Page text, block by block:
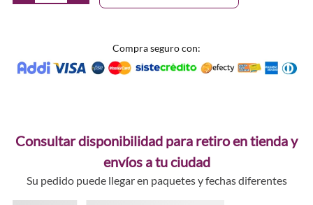
Compra seguro con:
Consultar disponibilidad para retiro en tienda y
envíos a tu ciudad
Su pedido puede llegar en paquetes y fechas diferentes